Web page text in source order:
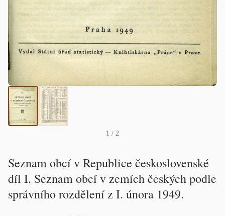
1 / 2
Seznam obcí v Republice československé
díl I. Seznam obcí v zemích českých podle
správního rozdělení z I. února 1949.